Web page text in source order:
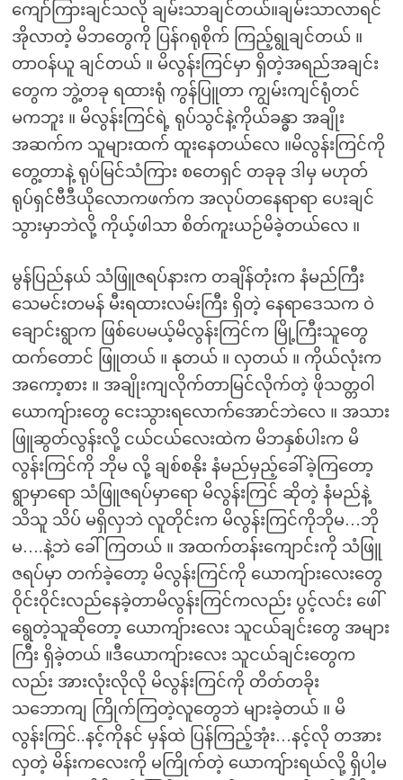
ကျော်ကြားချင်သလို ချမ်းသာချင်တယ်။ချမ်းသာလာရင်
အိုလာတဲ့ မိဘတွေကို ပြန်ဂရုစိုက် ကြည့်ရွုချင်တယ် ။
တာဝန်ယူ ချင်တယ် ။ မိလွန်းကြင်မှာ ရှိတဲ့အရည်အချင်း
တွေက ဘွဲ့တခု ရထားရုံ ကွန်ပြူတာ ကျွမ်းကျင်ရုံတင်
မကဘူး ။ မိလွန်းကြင်ရဲ့ ရုပ်သွင်နဲ့ကိုယ်ခန္ဓာ အချိုး
အဆက်က သူများထက် ထူးနေတယ်လေ ။မိလွန်းကြင်ကို
တွေ့တာနဲ့ ရုပ်မြင်သံကြား စတေရှင် တခုခု ဒါမှ မဟုတ်
ရုပ်ရှင်ဗီဒီယိုလောကဖက်က အလုပ်တနေရာရာ ပေးချင်
သွားမှာဘဲလို့ ကိုယ့်ဖါသာ စိတ်ကူးယဉ်မိခဲ့တယ်လေ ။
မွန်ပြည်နယ် သံဖြူဇရပ်နားက တချိန်တုံးက နံမည်ကြီး
သေမင်းတမန် မီးရထားလမ်းကြီး ရှိတဲ့ နေရာဒေသက ဝဲ
ချောင်းရွာက ဖြစ်ပေမယ့်မိလွန်းကြင်က မြို့ကြီးသူတွေ
ထက်တောင် ဖြူတယ် ။ နုတယ် ။ လှတယ် ။ ကိုယ်လုံးက
အကော့စား ။ အချိုးကျလိုက်တာမြင်လိုက်တဲ့ ဖိုသတ္တဝါ
ယောကျ်ားတွေ ငေးသွားရလောက်အောင်ဘဲလေ ။ အသား
ဖြူဆွတ်လွန်းလို့ ငယ်ငယ်လေးထဲက မိဘနှစ်ပါးက မိ
လွန်းကြင်ကို ဘိုမ လို့ ချစ်စနိုး နံမည်မှည့်ခေါ်ခဲ့ကြတော့
ရွာမှာရော သံဖြူဇရပ်မှာရော မိလွန်းကြင် ဆိုတဲ့ နံမည်နဲ့
သိသူ သိပ် မရှိလှဘဲ လူတိုင်းက မိလွန်းကြင်ကိုဘိုမ…ဘို
မ….နဲ့ဘဲ ခေါ်ကြတယ် ။ အထက်တန်းကျောင်းကို သံဖြူ
ဇရပ်မှာ တက်ခဲ့တော့ မိလွန်းကြင်ကို ယောကျ်ားလေးတွေ
ဝိုင်းဝိုင်းလည်နေခဲ့တာမိလွန်းကြင်ကလည်း ပွင့်လင်း ဖေါ်
ရွေတဲ့သူဆိုတော့ ယောကျ်ားလေး သူငယ်ချင်းတွေ အများ
ကြီး ရှိခဲ့တယ် ။ဒီယောကျ်ားလေး သူငယ်ချင်းတွေက
လည်း အားလုံးလိုလို မိလွန်းကြင်ကို တိတ်တခိုး
သဘောကျ ကြိုက်ကြတဲ့လူတွေဘဲ များခဲ့တယ် ။ မိ
လွန်းကြင်..နင့်ကိုနင် မှန်ထဲ ပြန်ကြည့်အုံး…နင့်လို တအား
လှတဲ့ မိန်းကလေးကို မကြိုက်တဲ့ ယောကျ်ားရယ်လို့ ရှိပါ့မ